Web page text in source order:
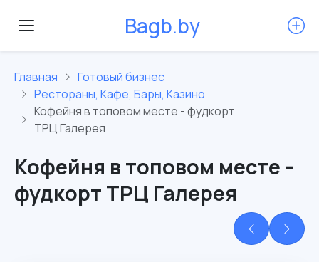
Bagb.by
Главная
Готовый бизнес
Рестораны, Кафе, Бары, Казино
Кофейня в топовом месте - фудкорт
ТРЦ Галерея
Кофейня в топовом месте -
фудкорт ТРЦ Галерея